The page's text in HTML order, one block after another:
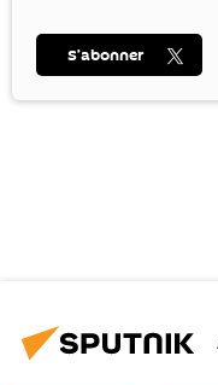
S’abonner